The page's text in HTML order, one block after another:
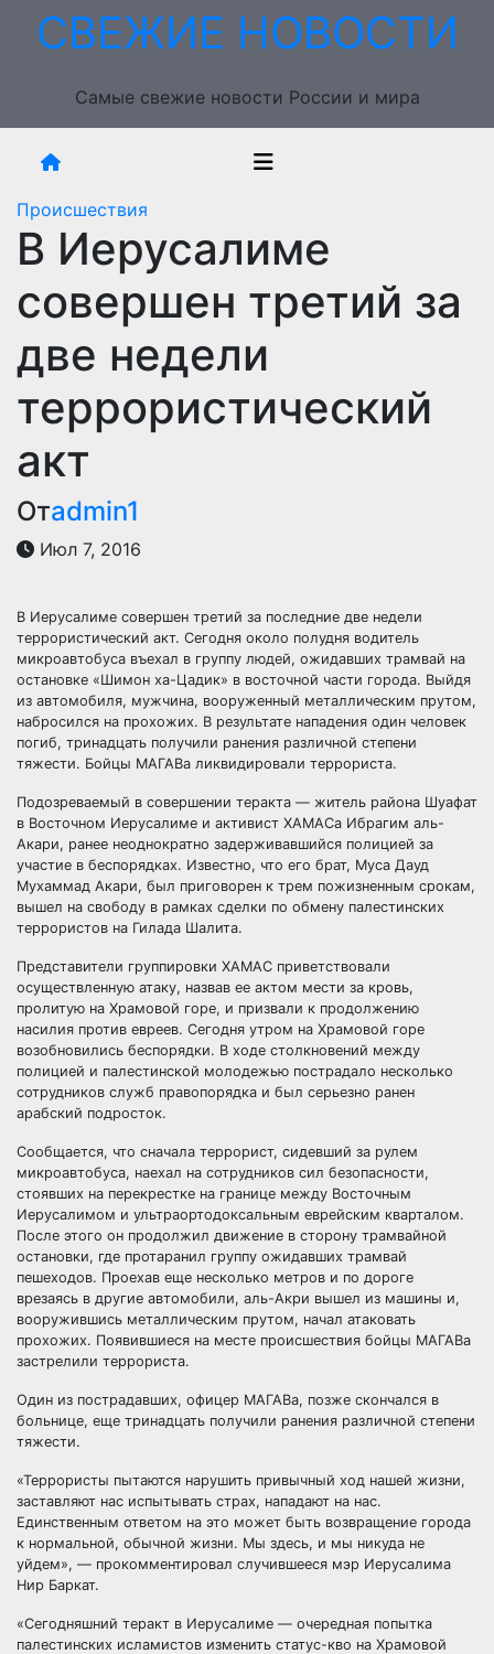
ПерейтиСВЕЖИЕ НОВОСТИ
Самые свежие новости России и мира
Происшествия
В Иерусалиме
совершен третий за
две недели
террористический
акт
Отadmin1
Июл 7, 2016
В Иерусалиме совершен третий за последние две недели
террористический акт. Сегодня около полудня водитель
микроавтобуса въехал в группу людей, ожидавших трамвай на
остановке «Шимон ха-Цадик» в восточной части города. Выйдя
из автомобиля, мужчина, вооруженный металлическим прутом,
набросился на прохожих. В результате нападения один человек
погиб, тринадцать получили ранения различной степени
тяжести. Бойцы МАГАВа ликвидировали террориста.
Подозреваемый в совершении теракта — житель района Шуафат
в Восточном Иерусалиме и активист ХАМАСа Ибрагим аль-
Акари, ранее неоднократно задерживавшийся полицией за
участие в беспорядках. Известно, что его брат, Муса Дауд
Мухаммад Акари, был приговорен к трем пожизненным срокам,
вышел на свободу в рамках сделки по обмену палестинских
террористов на Гилада Шалита.
Представители группировки ХАМАС приветствовали
осуществленную атаку, назвав ее актом мести за кровь,
пролитую на Храмовой горе, и призвали к продолжению
насилия против евреев. Сегодня утром на Храмовой горе
возобновились беспорядки. В ходе столкновений между
полицией и палестинской молодежью пострадало несколько
сотрудников служб правопорядка и был серьезно ранен
арабский подросток.
Сообщается, что сначала террорист, сидевший за рулем
микроавтобуса, наехал на сотрудников сил безопасности,
стоявших на перекрестке на границе между Восточным
Иерусалимом и ультраортодоксальным еврейским кварталом.
После этого он продолжил движение в сторону трамвайной
остановки, где протаранил группу ожидавших трамвай
пешеходов. Проехав еще несколько метров и по дороге
врезаясь в другие автомобили, аль-Акри вышел из машины и,
вооружившись металлическим прутом, начал атаковать
прохожих. Появившиеся на месте происшествия бойцы МАГАВа
застрелили террориста.
Один из пострадавших, офицер МАГАВа, позже скончался в
больнице, еще тринадцать получили ранения различной степени
тяжести.
«Террористы пытаются нарушить привычный ход нашей жизни,
заставляют нас испытывать страх, нападают на нас.
Единственным ответом на это может быть возвращение города
к нормальной, обычной жизни. Мы здесь, и мы никуда не
уйдем», — прокомментировал случившееся мэр Иерусалима
Нир Баркат.
«Сегодняшний теракт в Иерусалиме — очередная попытка
палестинских исламистов изменить статус-кво на Храмовой